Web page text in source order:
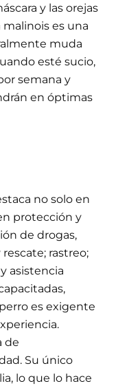
y las orejas
malinois es una
muda
esté sucio,
semana y
en óptimas
no solo en
protección y
de drogas,
rastreo;
asistencia
es exigente
de
Su único
lo que lo hace